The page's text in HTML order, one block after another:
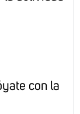
con la